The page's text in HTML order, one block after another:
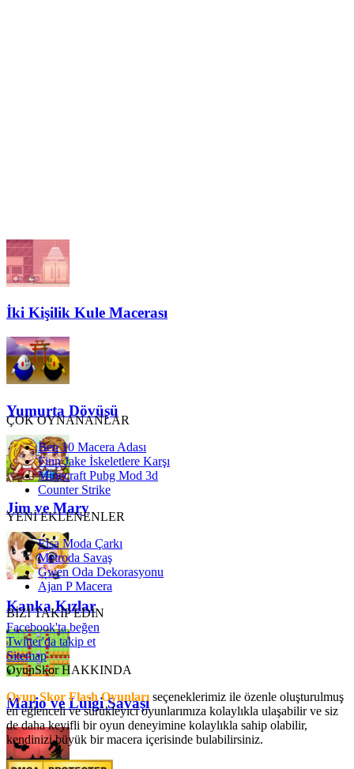
İki Kişilik Kule Macerası
Yumurta Dövüşü
Jim ve Mary
Kanka Kızlar
Mario ve Luigi Savaşı
ÇOK OYNANANLAR
Ben 10 Macera Adası
Finn Jake İskeletlere Karşı
Minecraft Pubg Mod 3d
Counter Strike
YENİ EKLENENLER
Elsa Moda Çarkı
Metroda Savaş
Gwen Oda Dekorasyonu
Ajan P Macera
BİZİ TAKİP EDİN
Facebook'ta beğen
Twitter'da takip et
Sitemap
OyunSkor HAKKINDA
Oyun Skor Flash Oyunları seçeneklerimiz ile özenle oluşturulmuş
en eğlenceli ve sürükleyici oyunlarımıza kolaylıkla ulaşabilir ve siz
de daha keyifli bir oyun deneyimine kolaylıkla sahip olabilir,
kendinizi büyük bir macera içerisinde bulabilirsiniz.